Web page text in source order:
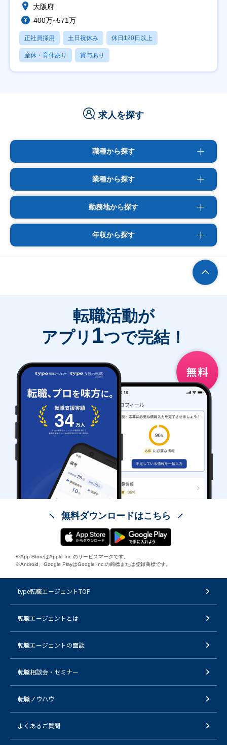
大阪府
400万~571万
正社員採用 土日祝休み 休日120日以上
産休・育休あり 賞与あり
求人を探す
職種から探す
業種から探す
勤務地から探す
年収から探す
転職活動が
アプリ 1つで完結！
無料ダウンロードはこちら
※App StoreはApple Inc.のサービスマークです。
※Android、Google PlayはGoogle Inc.の商標または登録商標です。
type転職エージェントTOP
転職エージェントとは
転職エージェントの面談
転職相談会・セミナー
転職ノウハウ
よくあるご質問